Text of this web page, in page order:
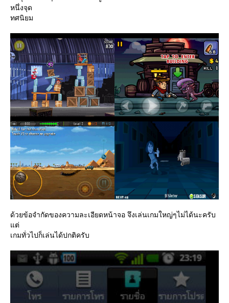
หนึ่งจุด
ทศนิยม
ด้วยข้อจำกัดของความละเอียดหน้าจอ จึงเล่นเกมใหญ่ๆไม่ได้นะครับ
ต่
เกมทั่วไปก็เล่นได้ปกติครับ